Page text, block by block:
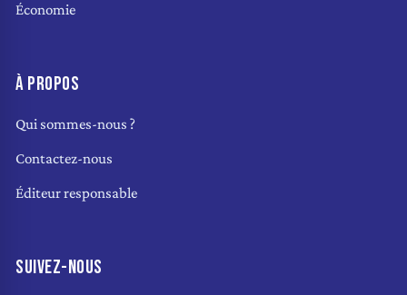
Économie
À PROPOS
Qui sommes-nous ?
Contactez-nous
Éditeur responsable
SUIVEZ-NOUS